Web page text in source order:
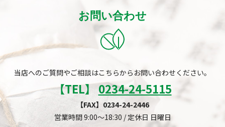
お問い合わせ
当店へのご質問やご相談はこちらからお問い合わせください。
【TEL】 0234-24-5115
【FAX】0234-24-2446
営業時間 9:00～18:30 / 定休日 日曜日